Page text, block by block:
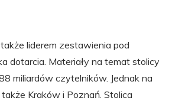
liderem zestawienia pod
dotarcia. Materiały na temat stolicy
miliardów czytelników. Jednak na
Kraków i Poznań. Stolica